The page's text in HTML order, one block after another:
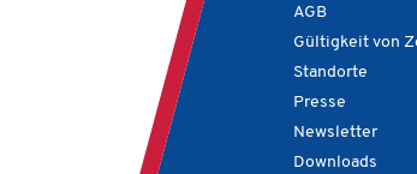
AGB
Gültigkeit von
Standorte
Presse
Newsletter
Downloads